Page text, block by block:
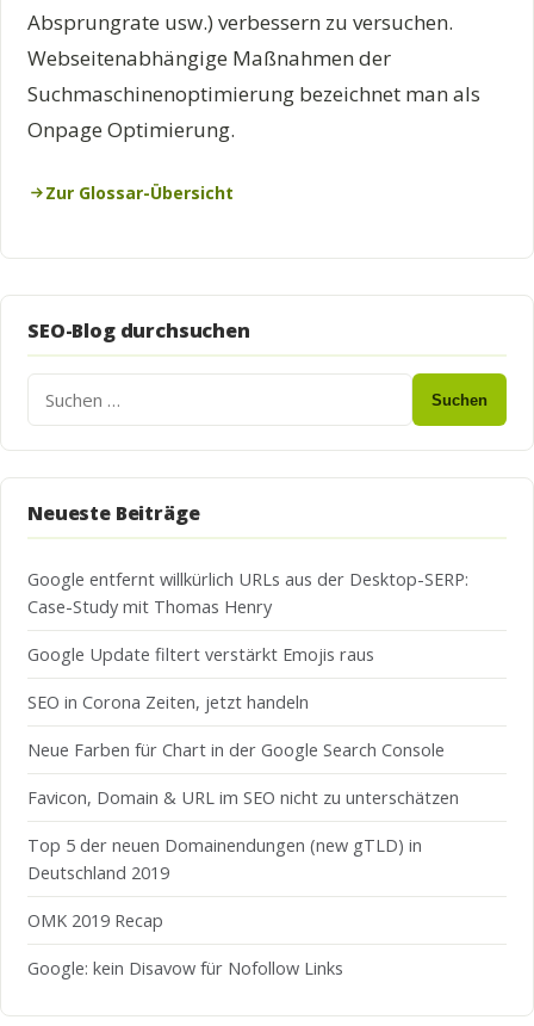
Absprungrate usw.) verbessern zu versuchen.
Webseitenabhängige Maßnahmen der
Suchmaschinenoptimierung bezeichnet man als
Onpage Optimierung.
Zur Glossar-Übersicht
SEO-Blog durchsuchen
Suchen
Neueste Beiträge
Google entfernt willkürlich URLs aus der Desktop-SERP:
Case-Study mit Thomas Henry
Google Update filtert verstärkt Emojis raus
SEO in Corona Zeiten, jetzt handeln
Neue Farben für Chart in der Google Search Console
Favicon, Domain & URL im SEO nicht zu unterschätzen
Top 5 der neuen Domainendungen (new gTLD) in
Deutschland 2019
OMK 2019 Recap
Google: kein Disavow für Nofollow Links